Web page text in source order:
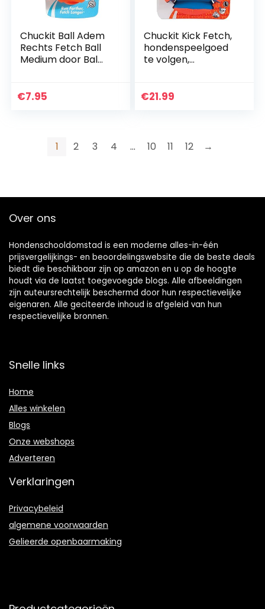
Chuckit Ball Adem
Rechts Fetch Ball
Medium door Bal
streven
€7.95
Chuckit Kick Fetch,
hondenspeelgoed
te volgen,
Blauw/Oranje
€21.99
1 2 3 4 … 10 11 12 →
Over ons
Hondenschooldomstad is een moderne alles-in-één
prijsvergelijkings- en beoordelingswebsite die de beste deals
biedt die beschikbaar zijn op amazon en u op de hoogte
houdt via de laatst toegevoegde blogs. Alle afbeeldingen
zijn auteursrechtelijk beschermd door hun respectievelijke
eigenaren. Alle geciteerde inhoud is afgeleid van hun
respectievelijke bronnen.
Snelle links
Home
Alles winkelen
Blogs
Onze webshops
Adverteren
Verklaringen
Privacybeleid
algemene voorwaarden
Gelieerde openbaarmaking